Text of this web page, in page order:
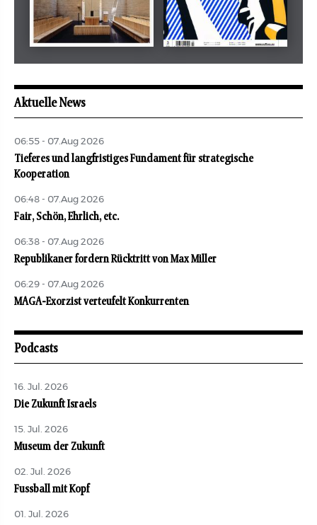
revue juive aufbau
Aktuelle News
06:55 - 07.Aug 2026
Tieferes und langfristiges Fundament für strategische
Kooperation
06:48 - 07.Aug 2026
Fair, Schön, Ehrlich, etc.
06:38 - 07.Aug 2026
Republikaner fordern Rücktritt von Max Miller
06:29 - 07.Aug 2026
MAGA-Exorzist verteufelt Konkurrenten
Podcasts
16. Jul. 2026
Die Zukunft Israels
15. Jul. 2026
Museum der Zukunft
02. Jul. 2026
Fussball mit Kopf
01. Jul. 2026